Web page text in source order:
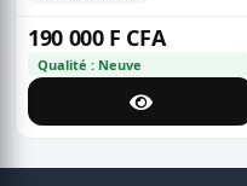
190 000 F CFA
Qualité : Neuve